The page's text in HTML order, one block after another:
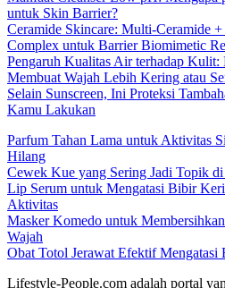
untuk Skin Barrier?
Ceramide Skincare: Multi-Ceramide
Complex untuk Barrier Biomimetic
Pengaruh Kualitas Air terhadap
Membuat Wajah Lebih Kering atau
Selain Sunscreen, Ini Proteksi
Kamu Lakukan
Parfum Tahan Lama untuk Aktivitas
Hilang
Cewek Kue yang Sering Jadi Topik
Lip Serum untuk Mengatasi Bibir
Aktivitas
Masker Komedo untuk
Wajah
Obat Totol Jerawat Efektif Mengatasi
Lifestyle-People.com adalah portal